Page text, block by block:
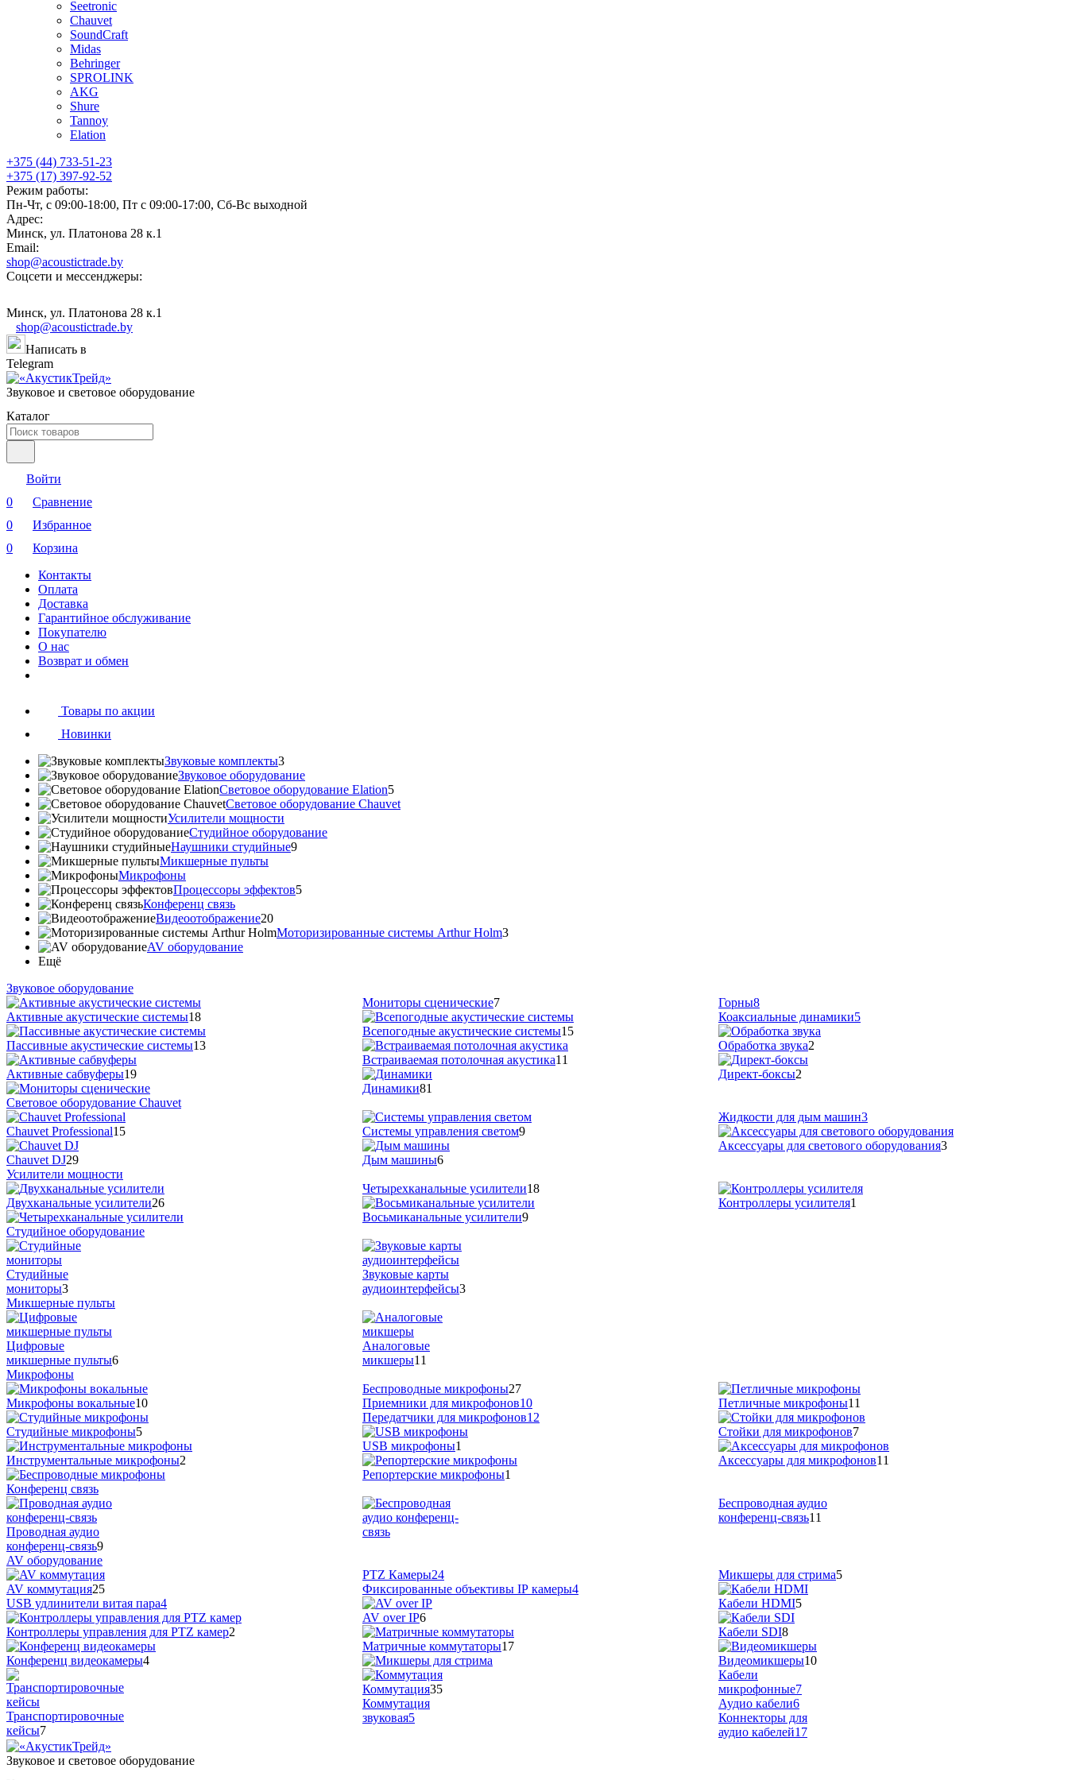
Seetronic
Chauvet
SoundCraft
Midas
Behringer
SPROLINK
AKG
Shure
Tannoy
Elation
+375 (44) 733-51-23
+375 (17) 397-92-52
Режим работы:
Пн-Чт, с 09:00-18:00, Пт с 09:00-17:00, Сб-Вс выходной
Адрес:
Минск, ул. Платонова 28 к.1
Email:
shop@acoustictrade.by
Соцсети и мессенджеры:
Минск, ул. Платонова 28 к.1
shop@acoustictrade.by
Написать в
Telegram
Звуковое и световое оборудование
Каталог
Войти
0
Сравнение
0
Избранное
0
Корзина
Контакты
Оплата
Доставка
Гарантийное обслуживание
Покупателю
О нас
Возврат и обмен
Товары по акции
Новинки
Звуковые комплекты3
Звуковое оборудование
Световое оборудование Elation5
Cветовое оборудование Chauvet
Усилители мощности
Студийное оборудование
Наушники студийные9
Микшерные пульты
Микрофоны
Процессоры эффектов5
Конференц связь
Видеоотображение20
Моторизированные системы Arthur Holm3
AV оборудование
Ещё
Звуковое оборудование
Активные акустические системы18
Пассивные акустические системы13
Активные сабвуферы19
Мониторы сценические7
Всепогодные акустические системы15
Встраиваемая потолочная акустика11
Динамики81
Горны8
Коаксиальные динамики5
Обработка звука2
Директ-боксы2
Cветовое оборудование Chauvet
Chauvet Professional15
Chauvet DJ29
Системы управления светом9
Дым машины6
Жидкости для дым машин3
Аксессуары для светового оборудования3
Усилители мощности
Двухканальные усилители26
Четырехканальные усилители18
Восьмиканальные усилители9
Контроллеры усилителя1
Студийное оборудование
Студийные
мониторы3
Звуковые карты
аудиоинтерфейсы3
Микшерные пульты
Цифровые
микшерные пульты6
Аналоговые
микшеры11
Микрофоны
Микрофоны вокальные10
Студийные микрофоны5
Инструментальные микрофоны2
Беспроводные микрофоны27
Приемники для микрофонов10
Передатчики для микрофонов12
USB микрофоны1
Репортерские микрофоны1
Петличные микрофоны11
Стойки для микрофонов7
Аксессуары для микрофонов11
Конференц связь
Проводная аудио
конференц-связь9
Беспроводная аудио
конференц-связь11
AV оборудование
AV коммутация25
USB удлинители витая пара4
Контроллеры управления для PTZ камер2
Конференц видеокамеры4
PTZ Камеры24
Фиксированные объективы IP камеры4
AV over IP6
Матричные коммутаторы17
Микшеры для стрима5
Кабели HDMI5
Кабели SDI8
Видеомикшеры10
Транспортировочные
кейсы7
Коммутация35
Коммутация
звуковая5
Кабели
микрофонные7
Аудио кабели6
Коннекторы для
аудио кабелей17
Звуковое и световое оборудование